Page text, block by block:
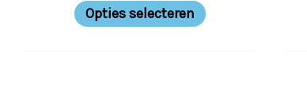
Opties selecteren